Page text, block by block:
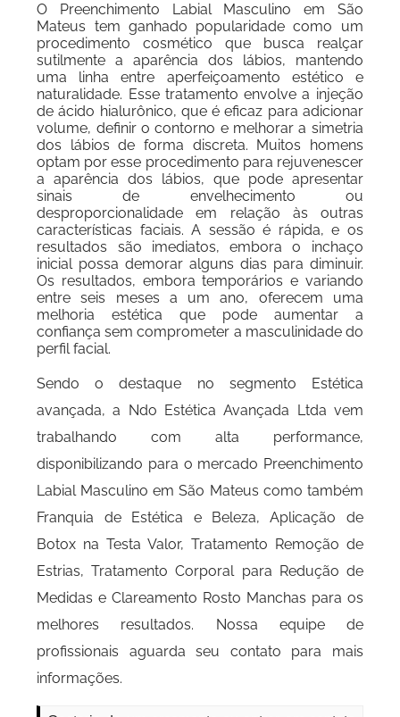
O Preenchimento Labial Masculino em São
Mateus tem ganhado popularidade como um
procedimento cosmético que busca realçar
sutilmente a aparência dos lábios, mantendo
uma linha entre aperfeiçoamento estético e
naturalidade. Esse tratamento envolve a injeção
de ácido hialurônico, que é eficaz para adicionar
volume, definir o contorno e melhorar a simetria
dos lábios de forma discreta. Muitos homens
optam por esse procedimento para rejuvenescer
a aparência dos lábios, que pode apresentar
sinais de envelhecimento ou
desproporcionalidade em relação às outras
características faciais. A sessão é rápida, e os
resultados são imediatos, embora o inchaço
inicial possa demorar alguns dias para diminuir.
Os resultados, embora temporários e variando
entre seis meses a um ano, oferecem uma
melhoria estética que pode aumentar a
confiança sem comprometer a masculinidade do
perfil facial.
Sendo o destaque no segmento Estética
avançada, a Ndo Estética Avançada Ltda vem
trabalhando com alta performance,
disponibilizando para o mercado Preenchimento
Labial Masculino em São Mateus como também
Franquia de Estética e Beleza, Aplicação de
Botox na Testa Valor, Tratamento Remoção de
Estrias, Tratamento Corporal para Redução de
Medidas e Clareamento Rosto Manchas para os
melhores resultados. Nossa equipe de
profissionais aguarda seu contato para mais
informações.